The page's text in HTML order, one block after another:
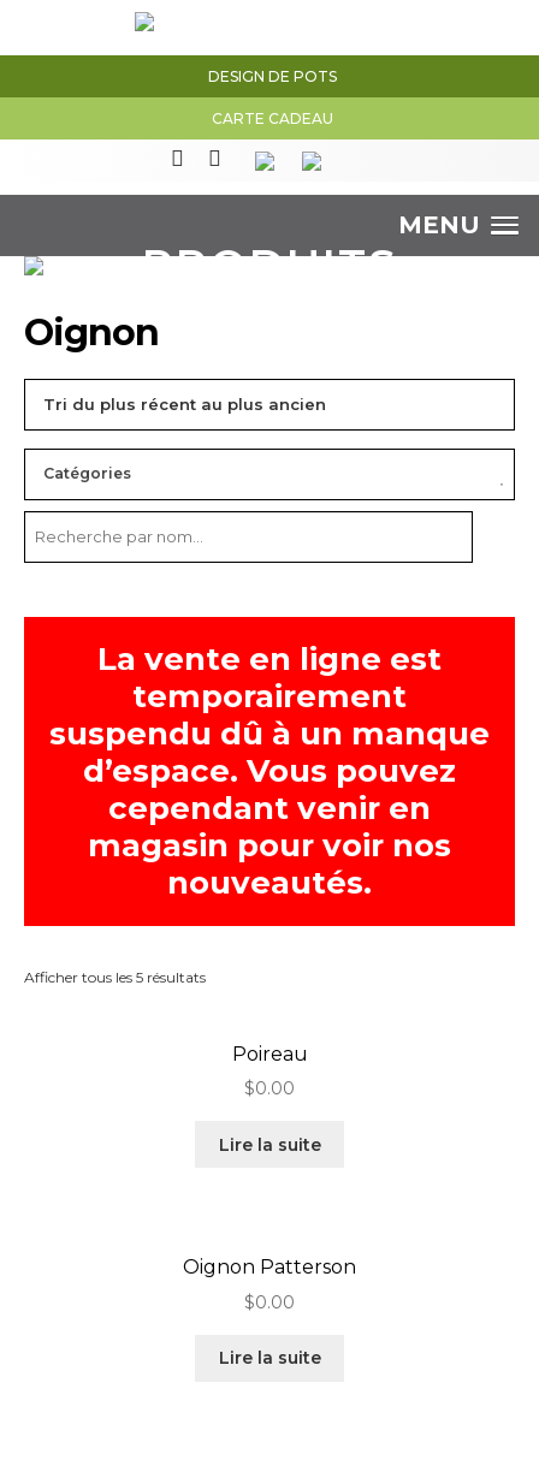
DESIGN DE POTS
CARTE CADEAU
MENU
PRODUITS
Oignon
Catégories
La vente en ligne est
temporairement
suspendu dû à un manque
d’espace. Vous pouvez
cependant venir en
magasin pour voir nos
nouveautés.
Afficher tous les 5 résultats
Poireau
$0.00
Lire la suite
Oignon Patterson
$0.00
Lire la suite